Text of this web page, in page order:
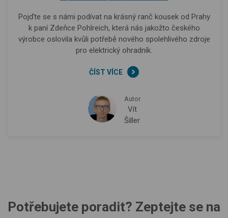
Pojďte se s námi podívat na krásný ranč kousek od Prahy
k paní Zdeňce Pohlreich, která nás jakožto českého
výrobce oslovila kvůli potřebě nového spolehlivého zdroje
pro elektrický ohradník.
ČÍST VÍCE
Autor
Vít
Šiller
Potřebujete poradit? Zeptejte se na